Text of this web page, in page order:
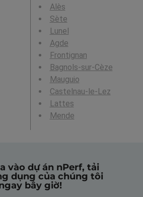
Alès
Sète
Lunel
Agde
Frontignan
Bagnols-sur-Cèze
Mauguio
Castelnau-le-Lez
Lattes
Mende
vào dự án nPerf, tải
dụng của chúng tôi
bây giờ!